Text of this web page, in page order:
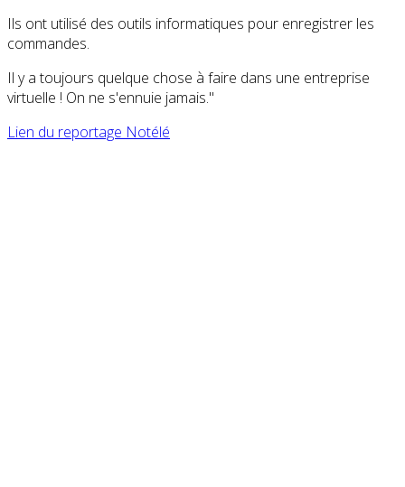
Ils ont utilisé des outils informatiques pour enregistrer les
commandes.
Il y a toujours quelque chose à faire dans une entreprise
virtuelle ! On ne s'ennuie jamais."
Lien du reportage Notélé